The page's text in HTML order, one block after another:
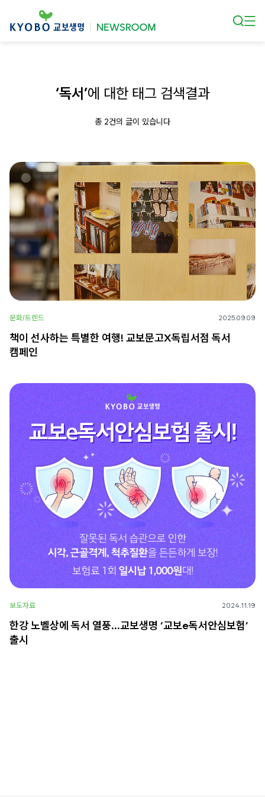
‘독서’에 대한 태그 검색결과
총 2건의 글이 있습니다
문화/트렌드 2025.09.09
책이 선사하는 특별한 여행! 교보문고X독립서점 독서
캠페인
보도자료 2024.11.19
한강 노벨상에 독서 열풍…교보생명 ‘교보e독서안심보험’
출시